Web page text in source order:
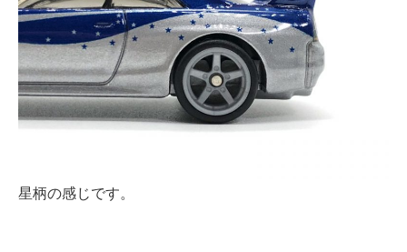
星柄の感じです。